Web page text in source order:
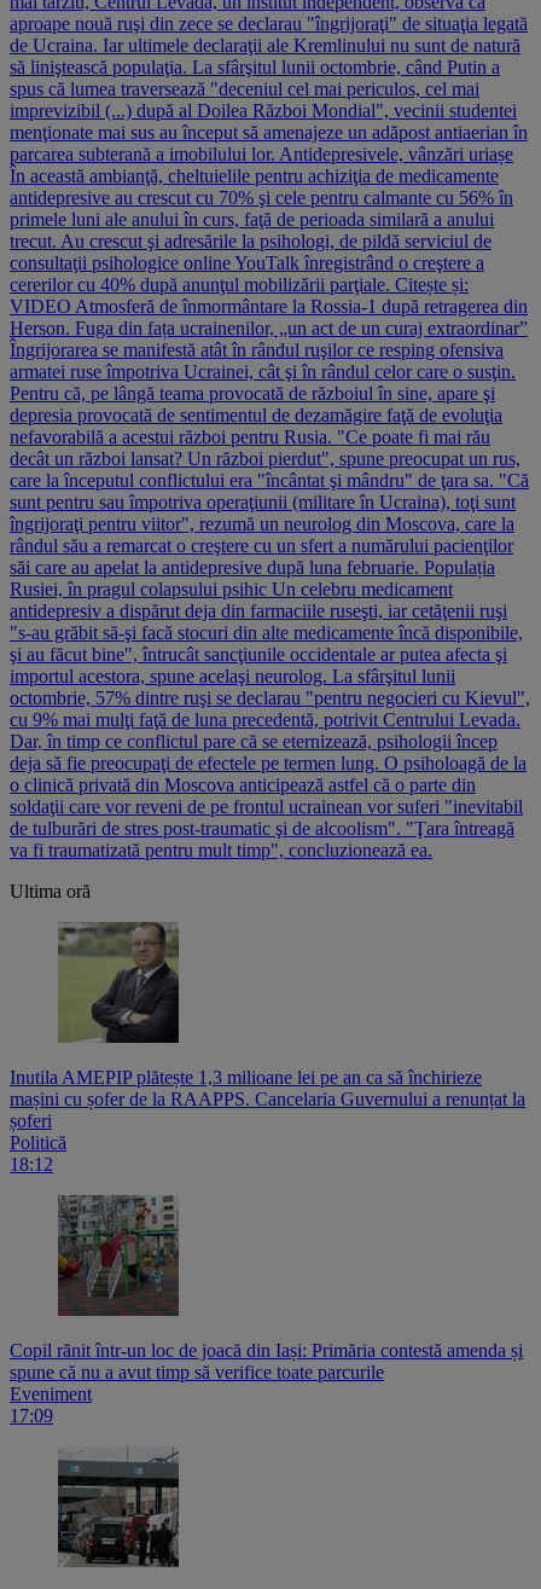
aproape nouă ruşi din zece se declarau "îngrijoraţi" de situaţia legată
de Ucraina. Iar ultimele declaraţii ale Kremlinului nu sunt de natură
să liniştească populaţia. La sfârşitul lunii octombrie, când Putin a
spus că lumea traversează "deceniul cel mai periculos, cel mai
imprevizibil (...) după al Doilea Război Mondial", vecinii studentei
menţionate mai sus au început să amenajeze un adăpost antiaerian în
parcarea subterană a imobilului lor. Antidepresivele, vânzări uriașe
În această ambianţă, cheltuielile pentru achiziţia de medicamente
antidepresive au crescut cu 70% şi cele pentru calmante cu 56% în
primele luni ale anului în curs, faţă de perioada similară a anului
trecut. Au crescut şi adresările la psihologi, de pildă serviciul de
consultaţii psihologice online YouTalk înregistrând o creştere a
cererilor cu 40% după anunţul mobilizării parţiale. Citește și:
VIDEO Atmosferă de înmormântare la Rossia-1 după retragerea din
Herson. Fuga din fața ucrainenilor, „un act de un curaj extraordinar”
Îngrijorarea se manifestă atât în rândul ruşilor ce resping ofensiva
armatei ruse împotriva Ucrainei, cât şi în rândul celor care o susţin.
Pentru că, pe lângă teama provocată de războiul în sine, apare şi
depresia provocată de sentimentul de dezamăgire faţă de evoluţia
nefavorabilă a acestui război pentru Rusia. "Ce poate fi mai rău
decât un război lansat? Un război pierdut", spune preocupat un rus,
care la începutul conflictului era "încântat şi mândru" de ţara sa. "Că
sunt pentru sau împotriva operaţiunii (militare în Ucraina), toţi sunt
îngrijoraţi pentru viitor", rezumă un neurolog din Moscova, care la
rândul său a remarcat o creştere cu un sfert a numărului pacienţilor
săi care au apelat la antidepresive după luna februarie. Populația
Rusiei, în pragul colapsului psihic Un celebru medicament
antidepresiv a dispărut deja din farmaciile ruseşti, iar cetăţenii ruşi
"s-au grăbit să-şi facă stocuri din alte medicamente încă disponibile,
şi au făcut bine", întrucât sancţiunile occidentale ar putea afecta şi
importul acestora, spune acelaşi neurolog. La sfârşitul lunii
octombrie, 57% dintre ruşi se declarau "pentru negocieri cu Kievul",
cu 9% mai mulţi faţă de luna precedentă, potrivit Centrului Levada.
Dar, în timp ce conflictul pare că se eternizează, psihologii încep
deja să fie preocupaţi de efectele pe termen lung. O psiholoagă de la
o clinică privată din Moscova anticipează astfel că o parte din
soldaţii care vor reveni de pe frontul ucrainean vor suferi "inevitabil
de tulburări de stres post-traumatic şi de alcoolism". "Ţara întreagă
va fi traumatizată pentru mult timp", concluzionează ea.
Ultima oră
Inutila AMEPIP plătește 1,3 milioane lei pe an ca să închirieze
mașini cu șofer de la RAAPPS. Cancelaria Guvernului a renunțat la
șoferi
Politică
18:12
Copil rănit într-un loc de joacă din Iași: Primăria contestă amenda și
spune că nu a avut timp să verifice toate parcurile
Eveniment
17:09